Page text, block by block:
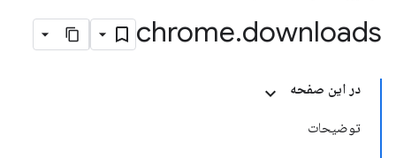
chrome.downloads
در این صفحه
توضیحات